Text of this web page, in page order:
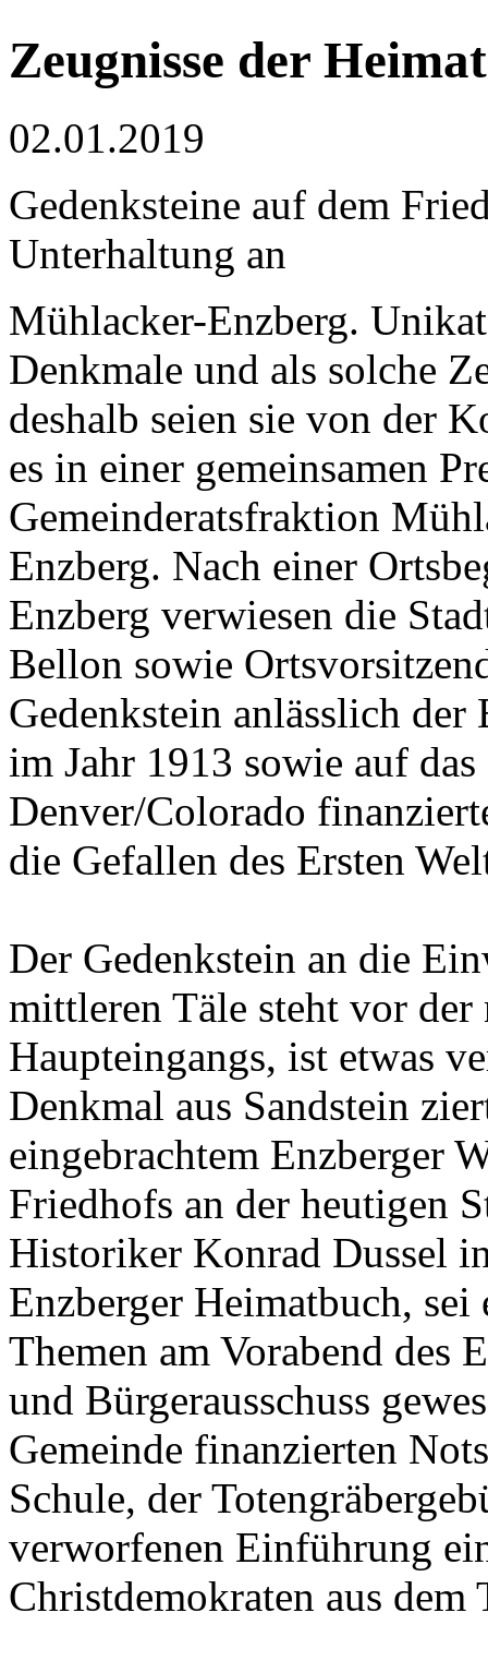
Zeugnisse der
02.01.2019
Gedenksteine auf dem
Unterhaltung an
Mühlacker-Enzberg.
Denkmale und als solche
deshalb seien sie von der
es in einer gemeinsamen
Gemeinderatsfraktion
Enzberg. Nach einer
Enzberg verwiesen die
Bellon sowie
Gedenkstein anlässlich
im Jahr 1913 sowie auf
Denver/Colorado
die Gefallen des Ersten
Der Gedenkstein an die
mittleren Täle steht vor
Haupteingangs, ist etwas
Denkmal aus Sandstein
eingebrachtem Enzberger
Friedhofs an der heutigen
Historiker Konrad Dussel
Enzberger Heimatbuch,
Themen am Vorabend des
und Bürgerausschuss
Gemeinde finanzierten
Schule, der
verworfenen Einführung
Christdemokraten aus dem